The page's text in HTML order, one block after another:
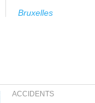
Bruxelles
ACCIDENTS